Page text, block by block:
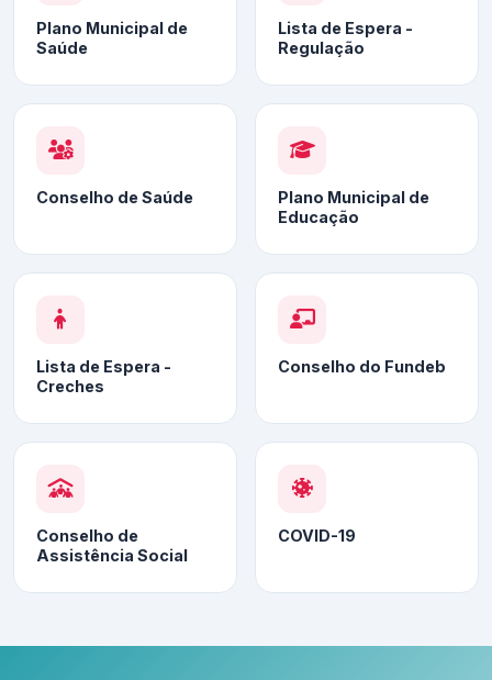
Plano Municipal de
Saúde
Lista de Espera -
Regulação
Conselho de Saúde
Plano Municipal de
Educação
Lista de Espera -
Creches
Conselho do Fundeb
Conselho de
Assistência Social
COVID-19